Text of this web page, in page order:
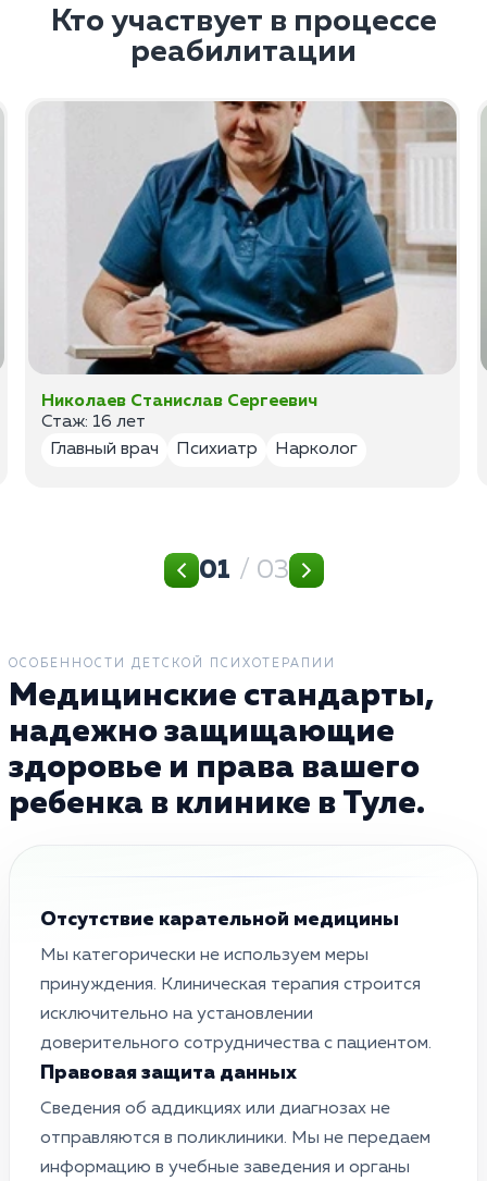
Кто участвует в процессе
реабилитации
Николаев Станислав Сергеевич
Стаж: 16 лет
Главный врач
Психиатр Нарколог
01 / 03
ОСОБЕННОСТИ ДЕТСКОЙ ПСИХОТЕРАПИИ
Медицинские стандарты,
надежно защищающие
здоровье и права вашего
ребенка в клинике в Туле.
Отсутствие карательной медицины
Мы категорически не используем меры
принуждения. Клиническая терапия строится
исключительно на установлении
доверительного сотрудничества с пациентом.
Правовая защита данных
Сведения об аддикциях или диагнозах не
отправляются в поликлиники. Мы не передаем
информацию в учебные заведения и органы